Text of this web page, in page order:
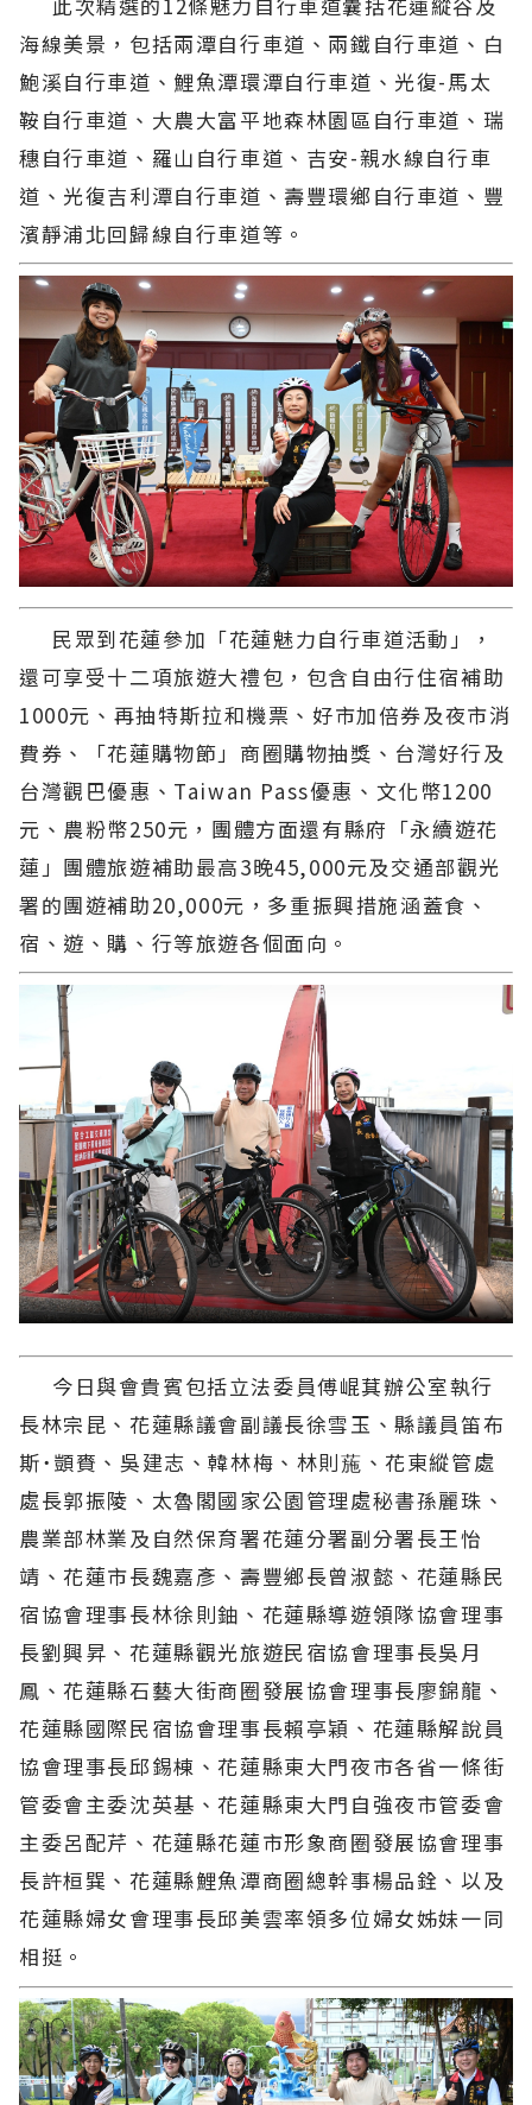
海線美景，包括兩潭自行車道、兩鐵自行車道、白
鮑溪自行車道、鯉魚潭環潭自行車道、光復-馬太
鞍自行車道、大農大富平地森林園區自行車道、瑞
穗自行車道、羅山自行車道、吉安-親水線自行車
道、光復吉利潭自行車道、壽豐環鄉自行車道、豐
濱靜浦北回歸線自行車道等。
民眾到花蓮參加「花蓮魅力自行車道活動」，
還可享受十二項旅遊大禮包，包含自由行住宿補助
1000元、再抽特斯拉和機票、好市加倍券及夜市消
費券、「花蓮購物節」商圈購物抽獎、台灣好行及
台灣觀巴優惠、Taiwan Pass優惠、文化幣1200
元、農粉幣250元，團體方面還有縣府「永續遊花
蓮」團體旅遊補助最高3晚45,000元及交通部觀光
署的團遊補助20,000元，多重振興措施涵蓋食、
宿、遊、購、行等旅遊各個面向。
今日與會貴賓包括立法委員傅崐萁辦公室執行
長林宗昆、花蓮縣議會副議長徐雪玉、縣議員笛布
斯˙顗賚、吳建志、韓林梅、林則葹、花東縱管處
處長郭振陵、太魯閣國家公園管理處秘書孫麗珠、
農業部林業及自然保育署花蓮分署副分署長王怡
靖、花蓮市長魏嘉彥、壽豐鄉長曾淑懿、花蓮縣民
宿協會理事長林徐則鈾、花蓮縣導遊領隊協會理事
長劉興昇、花蓮縣觀光旅遊民宿協會理事長吳月
鳳、花蓮縣石藝大街商圈發展協會理事長廖錦龍、
花蓮縣國際民宿協會理事長賴亭穎、花蓮縣解說員
協會理事長邱錫棟、花蓮縣東大門夜市各省一條街
管委會主委沈英基、花蓮縣東大門自強夜市管委會
主委呂配芹、花蓮縣花蓮市形象商圈發展協會理事
長許桓巽、花蓮縣鯉魚潭商圈總幹事楊品銓、以及
花蓮縣婦女會理事長邱美雲率領多位婦女姊妹一同
相挺。